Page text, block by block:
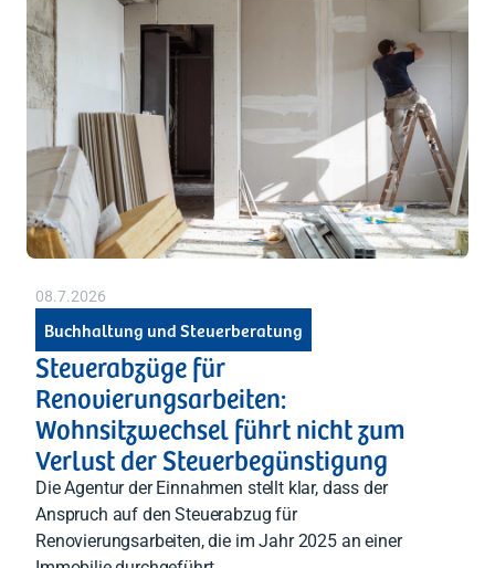
08.7.2026
Buchhaltung und Steuerberatung
Steuerabzüge für
Renovierungsarbeiten:
Wohnsitzwechsel führt nicht zum
Verlust der Steuerbegünstigung
Die Agentur der Einnahmen stellt klar, dass der
Anspruch auf den Steuerabzug für
Renovierungsarbeiten, die im Jahr 2025 an einer